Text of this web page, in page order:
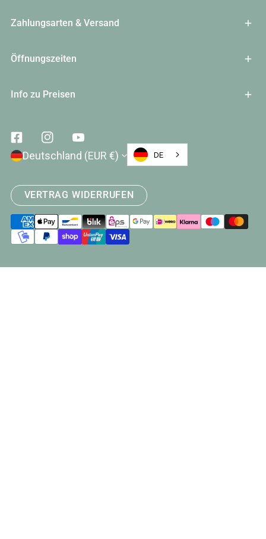
Zahlungsarten & Versand
Öffnungszeiten
Info zu Preisen
FacebookInstagram
Land/Region
Deutschland (EUR €) DE
VERTRAG WIDERRUFEN
Zahlungsarten